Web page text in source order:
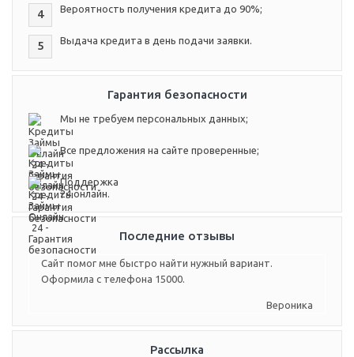
4 Вероятность получения кредита до 90%;
5 Выдача кредита в день подачи заявки.
Гарантия безопасности
Мы не требуем персональных данных;
Все предложения на сайте проверенные;
Поддержка
24 онлайн.
Последние отзывы
Сайт помог мне быстро найти нужный вариант.
Оформила с телефона 15000.
Вероника
Рассылка